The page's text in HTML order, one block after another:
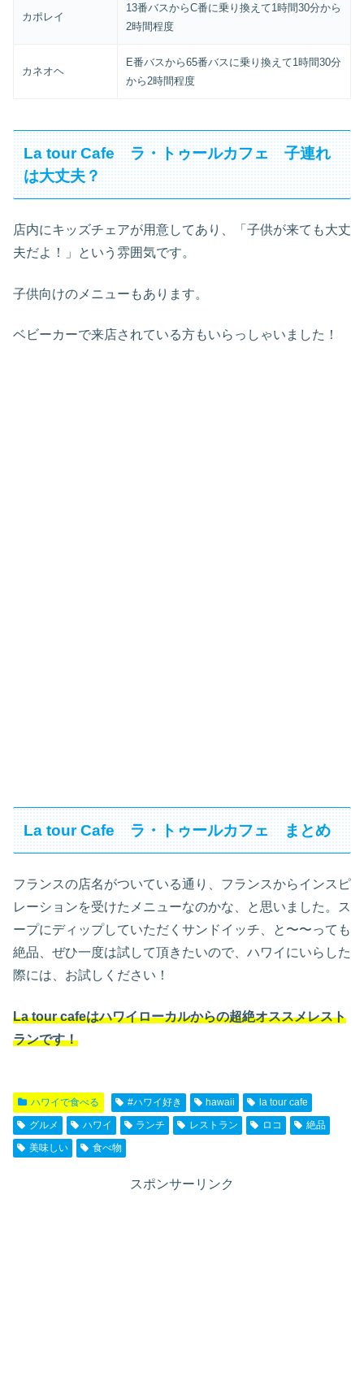
カポレイ
13番バスからC番に乗り換えて1時間30分から
2時間程度
カネオヘ
E番バスから65番バスに乗り換えて1時間30分
から2時間程度
La tour Cafe ラ・トゥールカフェ 子連れ
は大丈夫？
店内にキッズチェアが用意してあり、「子供が来ても大丈
夫だよ！」という雰囲気です。
子供向けのメニューもあります。
ベビーカーで来店されている方もいらっしゃいました！
La tour Cafe ラ・トゥールカフェ まとめ
フランスの店名がついている通り、フランスからインスピ
レーションを受けたメニューなのかな、と思いました。ス
ープにディップしていただくサンドイッチ、と〜〜っても
絶品、ぜひ一度は試して頂きたいので、ハワイにいらした
際には、お試しください！
La tour cafeはハワイローカルからの超絶オススメレスト
ランです！
ハワイで食べる #ハワイ好き hawaii
la tour cafe
グルメ
ハワイ ランチ レストラン ロコ
絶品
美味しい
食べ物
スポンサーリンク